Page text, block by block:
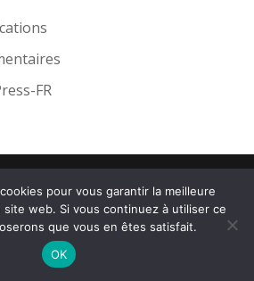
FR
pour vous garantir la meilleure
web. Si vous continuez à utiliser ce
que vous en êtes satisfait.
OK